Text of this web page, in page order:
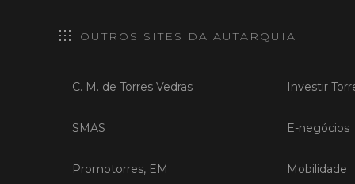
OUTROS SITES DA AUTARQUIA
C. M. de Torres Vedras
SMAS
Promotorres, EM
Investir
E-negócios
Mobilidade